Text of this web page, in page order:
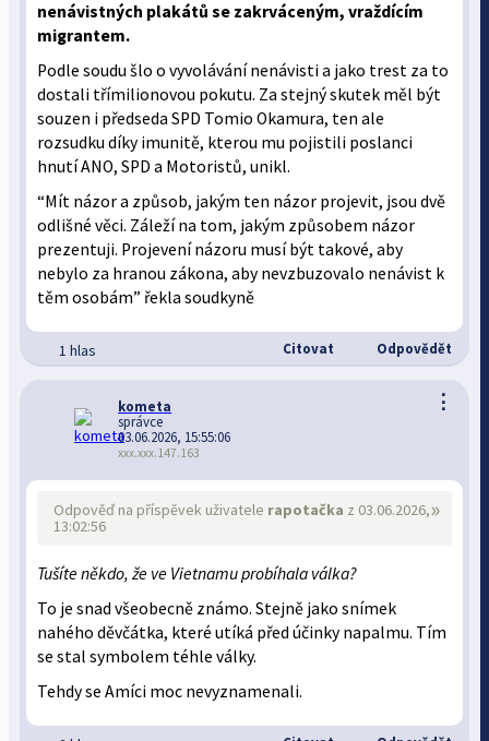
nenávistných plakátů se zakrváceným, vraždícím
migrantem.
Podle soudu šlo o vyvolávání nenávisti a jako trest za to
dostali třímilionovou pokutu. Za stejný skutek měl být
souzen i předseda SPD Tomio Okamura, ten ale
rozsudku díky imunitě, kterou mu pojistili poslanci
hnutí ANO, SPD a Motoristů, unikl.
“Mít názor a způsob, jakým ten názor projevit, jsou dvě
odlišné věci. Záleží na tom, jakým způsobem názor
prezentuji. Projevení názoru musí být takové, aby
nebylo za hranou zákona, aby nevzbuzovalo nenávist k
těm osobám” řekla soudkyně
1 hlas Citovat Odpovědět
⋮
kometa
správce
03.06.2026, 15:55:06
xxx.xxx.147.163
»
Odpověď na příspěvek uživatele rapotačka z 03.06.2026,
13:02:56
Tušíte někdo, že ve Vietnamu probíhala válka?
To je snad všeobecně známo. Stejně jako snímek
nahého děvčátka, které utíká před účinky napalmu. Tím
se stal symbolem téhle války.
Tehdy se Amíci moc nevyznamenali.